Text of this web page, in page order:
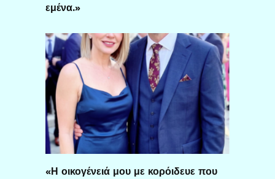
εμένα.»
«Η οικογένειά μου με κορόιδευε που